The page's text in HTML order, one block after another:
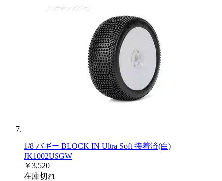
1/8 バギー BLOCK IN Ultra Soft 接着済(白)
JK1002USGW
￥3,520
在庫切れ